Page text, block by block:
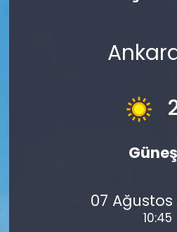
07
10:45